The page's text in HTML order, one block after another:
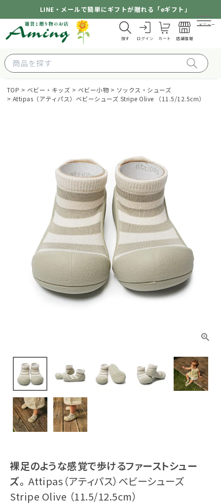
LINE・メールで簡単にギフトが贈れる「eギフト」
探す ログイン カート 店舗情報
メニュー
TOP ベビー・キッズ ベビー小物
ソックス・シューズ
Attipas（アティパス）ベビーシューズ Stripe Olive （11.5/12.5cm）
裸足のような感覚で歩けるファーストシュー
ズ。 Attipas（アティパス）ベビーシューズ
Stripe Olive （11.5/12.5cm）